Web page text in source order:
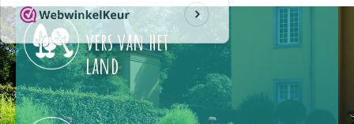
vers van het
land